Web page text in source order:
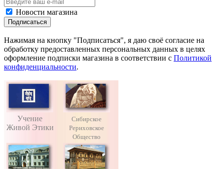
Новости магазина
Подписаться
Нажимая на кнопку "Подписаться", я даю своё согласие на
обработку предоставленных персональных данных в целях
оформление подписки магазина в соответствии с Политикой
конфиденциальности.
Учение
Живой Этики
Сибирское
Рериховское
Общество